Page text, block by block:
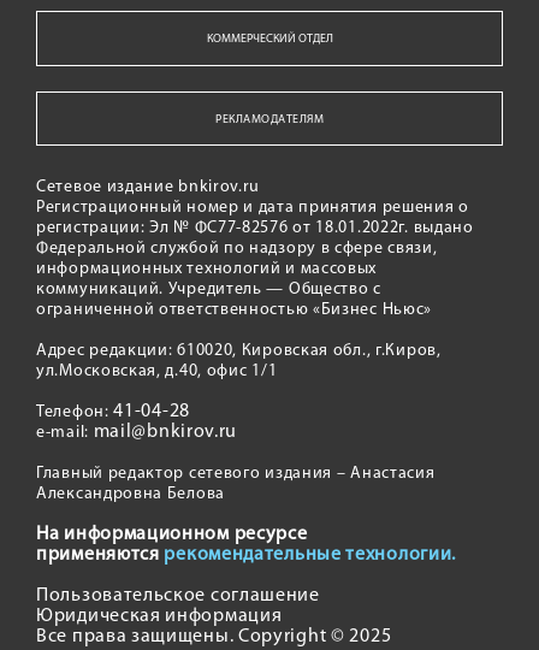
КОММЕРЧЕСКИЙ ОТДЕЛ
РЕКЛАМОДАТЕЛЯМ
Сетевое издание bnkirov.ru
Регистрационный номер и дата принятия решения о
регистрации: Эл № ФС77-82576 от 18.01.2022г. выдано
Федеральной службой по надзору в сфере связи,
информационных технологий и массовых
коммуникаций. Учредитель — Общество с
ограниченной ответственностью «Бизнес Ньюс»
Адрес редакции: 610020, Кировская обл., г.Киров,
ул.Московская, д.40, офис 1/1
Телефон:41-04-28
e-mail: mail@bnkirov.ru
Главный редактор сетевого издания – Анастасия
Александровна Белова
На информационном ресурсе
применяются рекомендательные технологии.
Пользовательское соглашение
Юридическая информация
Все права защищены. Copyright © 2025